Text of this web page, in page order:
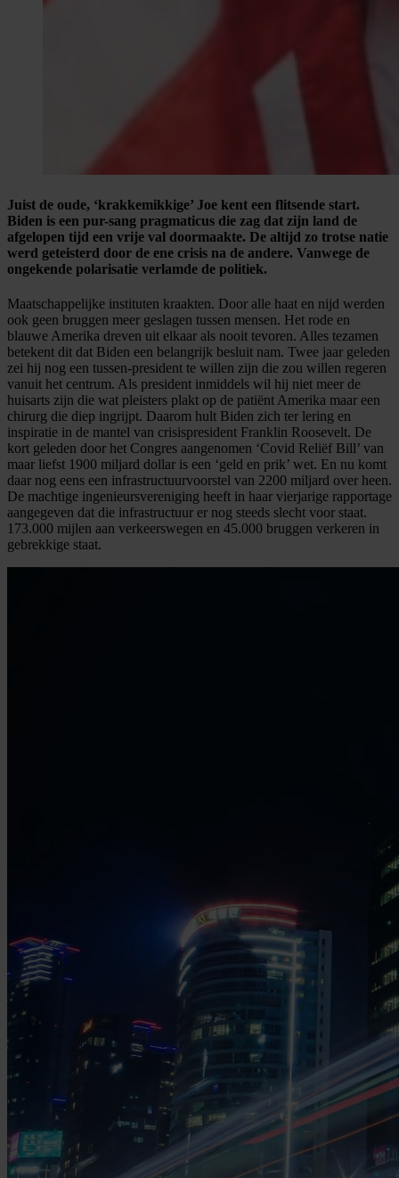
Juist de oude, ‘krakkemikkige’ Joe kent een flitsende start.
Biden is een pur-sang pragmaticus die zag dat zijn land de
afgelopen tijd een vrije val doormaakte. De altijd zo trotse natie
werd geteisterd door de ene crisis na de andere. Vanwege de
ongekende polarisatie verlamde de politiek.
Maatschappelijke instituten kraakten. Door alle haat en nijd werden
ook geen bruggen meer geslagen tussen mensen. Het rode en
blauwe Amerika dreven uit elkaar als nooit tevoren. Alles tezamen
betekent dit dat Biden een belangrijk besluit nam. Twee jaar geleden
zei hij nog een tussen-president te willen zijn die zou willen regeren
vanuit het centrum. Als president inmiddels wil hij niet meer de
huisarts zijn die wat pleisters plakt op de patiënt Amerika maar een
chirurg die diep ingrijpt. Daarom hult Biden zich ter lering en
inspiratie in de mantel van crisispresident Franklin Roosevelt. De
kort geleden door het Congres aangenomen ‘Covid Reliëf Bill’ van
maar liefst 1900 miljard dollar is een ‘geld en prik’ wet. En nu komt
daar nog eens een infrastructuurvoorstel van 2200 miljard over heen.
De machtige ingenieursvereniging heeft in haar vierjarige rapportage
aangegeven dat die infrastructuur er nog steeds slecht voor staat.
173.000 mijlen aan verkeerswegen en 45.000 bruggen verkeren in
gebrekkige staat.